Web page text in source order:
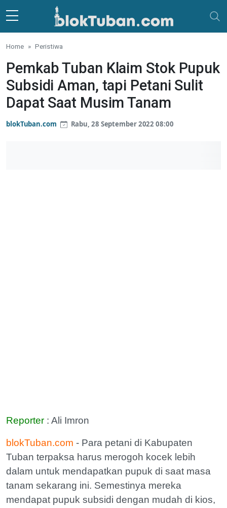
Skip to main content
Home Peristiwa
Pemkab Tuban Klaim Stok Pupuk
Subsidi Aman, tapi Petani Sulit
Dapat Saat Musim Tanam
blokTuban.com Rabu, 28 September 2022 08:00
Reporter : Ali Imron
blokTuban.com - Para petani di Kabupaten
Tuban terpaksa harus merogoh kocek lebih
dalam untuk mendapatkan pupuk di saat masa
tanam sekarang ini. Semestinya mereka
mendapat pupuk subsidi dengan mudah di kios,